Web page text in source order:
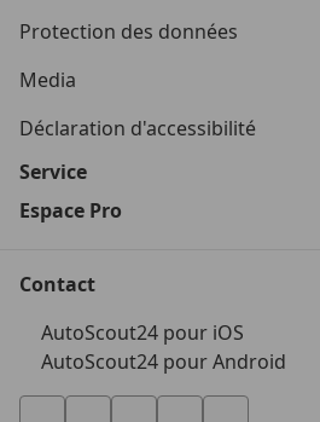
Protection des données
Media
Déclaration d'accessibilité
Service
Espace Pro
Contact
AutoScout24 pour iOS
AutoScout24 pour Android